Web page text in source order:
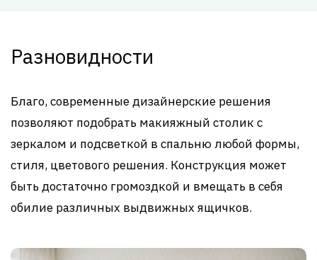
Разновидности
Благо, современные дизайнерские решения
позволяют подобрать макияжный столик с
зеркалом и подсветкой в спальню любой формы,
стиля, цветового решения. Конструкция может
быть достаточно громоздкой и вмещать в себя
обилие различных выдвижных ящичков.